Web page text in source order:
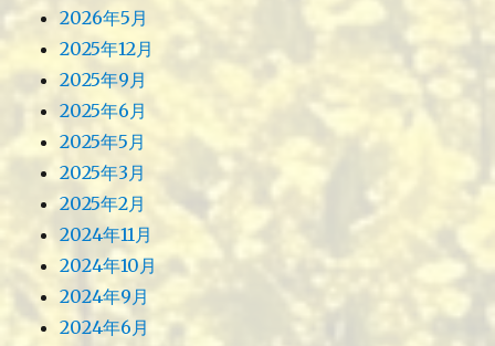
2026年5月
2025年12月
2025年9月
2025年6月
2025年5月
2025年3月
2025年2月
2024年11月
2024年10月
2024年9月
2024年6月